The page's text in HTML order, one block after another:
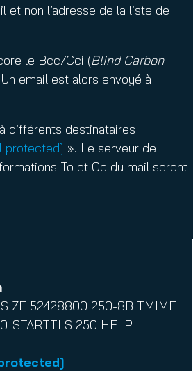
non l’adresse de la liste de
le Bcc/Cci (Blind Carbon
email est alors envoyé à
différents destinataires
protected] ». Le serveur de
To et Cc du mail seront
52428800 250-8BITMIME
STARTTLS 250 HELP